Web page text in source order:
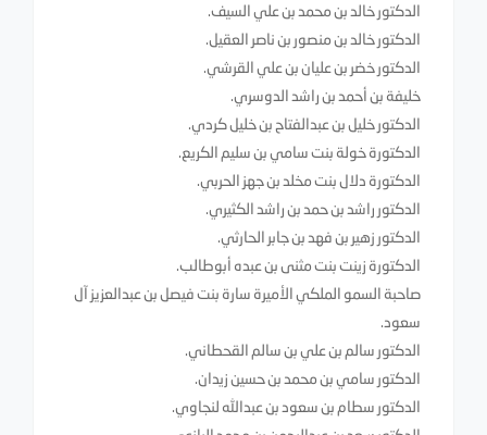
الدكتور خالد بن محمد بن علي السيف.
الدكتور خالد بن منصور بن ناصر العقيل.
الدكتور خضر بن عليان بن علي القرشي.
خليفة بن أحمد بن راشد الدوسري.
الدكتور خليل بن عبدالفتاح بن خليل كردي.
الدكتورة خولة بنت سامي بن سليم الكريع.
الدكتورة دلال بنت مخلد بن جهز الحربي.
الدكتور راشد بن حمد بن راشد الكثيري.
الدكتور زهير بن فهد بن جابر الحارثي.
الدكتورة زينت بنت مثنى بن عبده أبوطالب.
صاحبة السمو الملكي الأميرة سارة بنت فيصل بن عبدالعزيز آل
سعود.
الدكتور سالم بن علي بن سالم القحطاني.
الدكتور سامي بن محمد بن حسين زيدان.
الدكتور سطام بن سعود بن عبدالله لنجاوي.